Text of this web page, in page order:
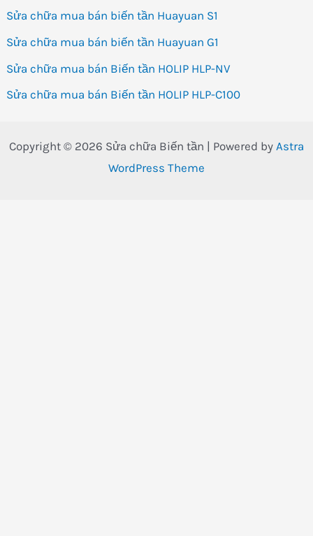
Sửa chữa mua bán biến tần Huayuan S1
Sửa chữa mua bán biến tần Huayuan G1
Sửa chữa mua bán Biến tần HOLIP HLP-NV
Sửa chữa mua bán Biến tần HOLIP HLP-C100
Copyright © 2026 Sửa chữa Biến tần | Powered by Astra
WordPress Theme